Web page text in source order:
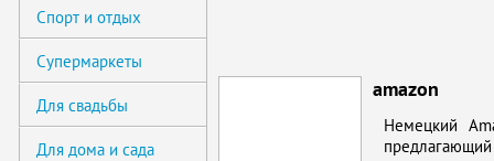
Спорт и отдых
Супермаркеты
Для свадьбы
Для дома и сада
amazon
Немец­кий